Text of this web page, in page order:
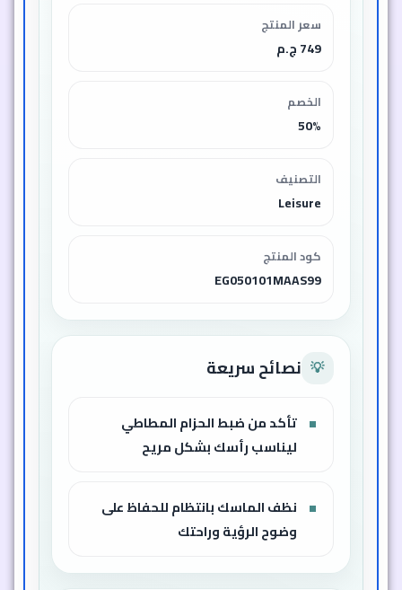
سعر المنتج
749 ج.م
الخصم
50%
التصنيف
Leisure
كود المنتج
EG050101MAAS99
💡 نصائح سريعة
تأكد من ضبط الحزام المطاطي
ليناسب رأسك بشكل مريح
نظف الماسك بانتظام للحفاظ على
وضوح الرؤية وراحتك